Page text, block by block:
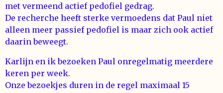
met vermeend actief pedofiel gedrag.
De recherche heeft sterke vermoedens dat Paul niet
alleen meer passief pedofiel is maar zich ook actief
daarin beweegt.
Karlijn en ik bezoeken Paul onregelmatig meerdere
keren per week.
Onze bezoekjes duren in de regel maximaal 15